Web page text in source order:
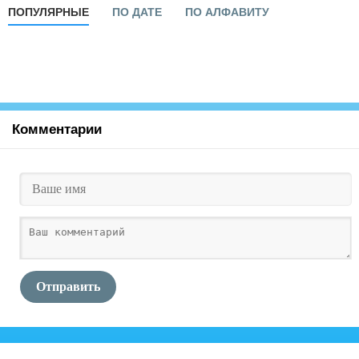
ПОПУЛЯРНЫЕ ПО ДАТЕ ПО АЛФАВИТУ
Комментарии
Отправить